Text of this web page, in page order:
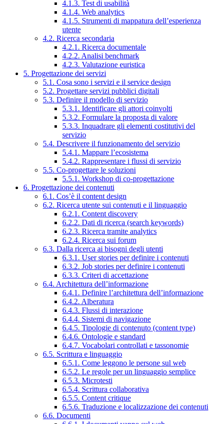
4.1.3. Test di usabilità
4.1.4. Web analytics
4.1.5. Strumenti di mappatura dell’esperienza
utente
4.2. Ricerca secondaria
4.2.1. Ricerca documentale
4.2.2. Analisi benchmark
4.2.3. Valutazione euristica
5. Progettazione dei servizi
5.1. Cosa sono i servizi e il service design
5.2. Progettare servizi pubblici digitali
5.3. Definire il modello di servizio
5.3.1. Identificare gli attori coinvolti
5.3.2. Formulare la proposta di valore
5.3.3. Inquadrare gli elementi costitutivi del
servizio
5.4. Descrivere il funzionamento del servizio
5.4.1. Mappare l’ecosistema
5.4.2. Rappresentare i flussi di servizio
5.5. Co-progettare le soluzioni
5.5.1. Workshop di co-progettazione
6. Progettazione dei contenuti
6.1. Cos’è il content design
6.2. Ricerca utente sui contenuti e il linguaggio
6.2.1. Content discovery
6.2.2. Dati di ricerca (search keywords)
6.2.3. Ricerca tramite analytics
6.2.4. Ricerca sui forum
6.3. Dalla ricerca ai bisogni degli utenti
6.3.1. User stories per definire i contenuti
6.3.2. Job stories per definire i contenuti
6.3.3. Criteri di accettazione
6.4. Architettura dell’informazione
6.4.1. Definire l’architettura dell’informazione
6.4.2. Alberatura
6.4.3. Flussi di interazione
6.4.4. Sistemi di navigazione
6.4.5. Tipologie di contenuto (content type)
6.4.6. Ontologie e standard
6.4.7. Vocabolari controllati e tassonomie
6.5. Scrittura e linguaggio
6.5.1. Come leggono le persone sul web
6.5.2. Le regole per un linguaggio semplice
6.5.3. Microtesti
6.5.4. Scrittura collaborativa
6.5.5. Content critique
6.5.6. Traduzione e localizzazione dei contenuti
6.6. Documenti